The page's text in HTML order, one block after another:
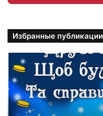
Избранные публикации
и
к
о